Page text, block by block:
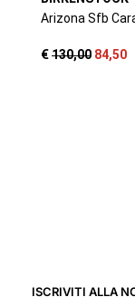
ISCRIVITI ALLA